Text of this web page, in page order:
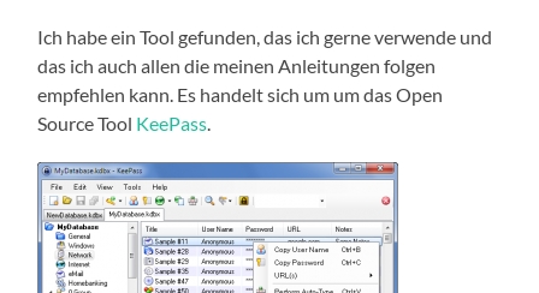
Ich habe ein Tool gefunden, das ich gerne verwende und
das ich auch allen die meinen Anleitungen folgen
empfehlen kann. Es handelt sich um um das Open
Source Tool KeePass.